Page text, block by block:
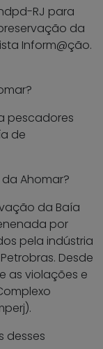
RJ para
da
Inform@ção.
pescadores
de
Ahomar?
da Baía
por
pela indústria
Desde
as violações e
desses